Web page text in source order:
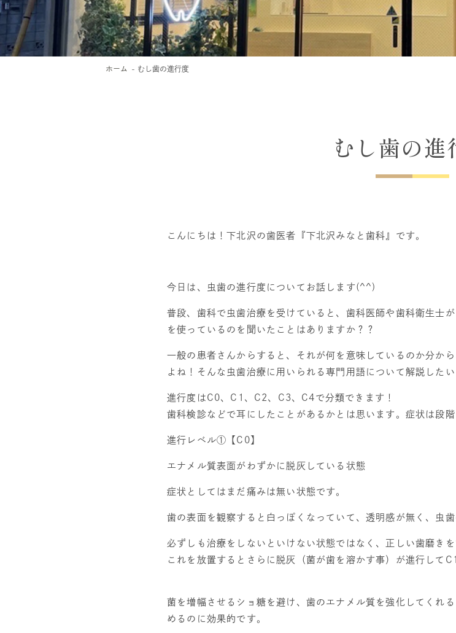
ホーム むし歯の進行度
むし歯の進
こんにちは！下北沢の歯医者『下北沢みなと歯科』です。
今日は、虫歯の進行度についてお話します (^^)
普段、歯科で虫歯治療を受けていると、歯科医師や歯科衛生士が
を使っているのを聞いたことはありますか？？
一般の患者さんからすると、それが何を意味しているのか分か
よね！そんな虫歯治療に用いられる専門用語について解説した
進行度は C0、 C1 、 C2 、 C3、 C4 で分類できます！
歯科検診などで耳にしたことがあるかとは思います。症状は段階
進行レベル①【 C0 】
エナメル質表面がわずかに脱灰している状態
症状としてはまだ 痛みは無い状態です。
歯の表面を観察すると白っぽくなっていて、透明感が無く、虫
必ずしも治療をしないといけない状態ではなく、正しい歯磨き
これを放置するとさらに脱灰（菌が歯を溶かす事）が進行して C1
菌を増幅させるショ糖を避け、歯のエナメル質を強化してくれ
めるのに効果的です。